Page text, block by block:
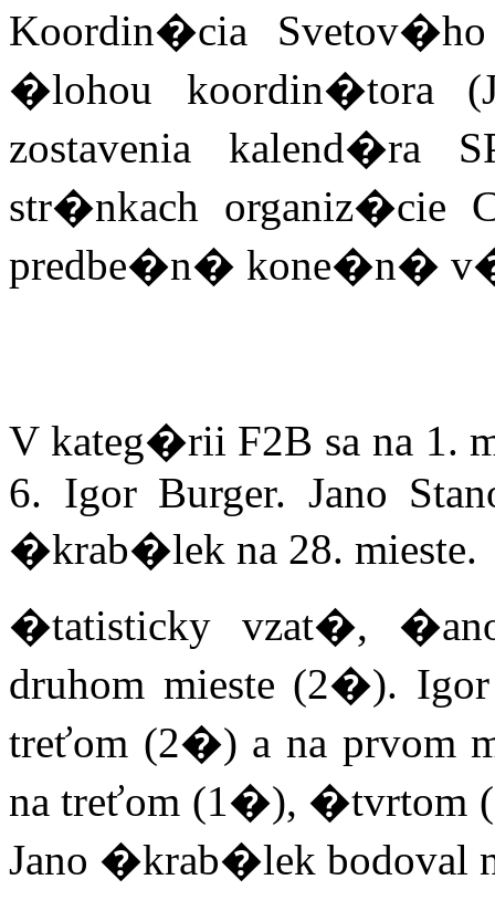
Koordin�cia
�lohou koordin�tora
zostavenia kalend�ra
str�nkach organiz�cie
predbe�n� kone�n�
V kateg�rii F2B sa na 1.
6. Igor Burger. Jano
�krab�lek na 28. mieste.
�tatisticky vzat�,
druhom mieste (2�).
treťom (2�) a na prvom
na treťom (1�), �tvrtom
Jano �krab�lek bodoval